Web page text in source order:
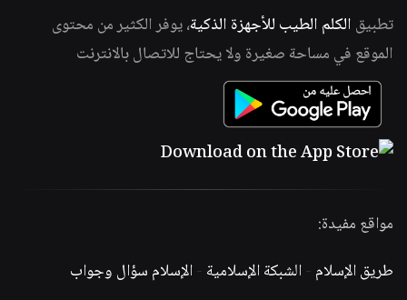
تطبيق الكلم الطيب للأجهزة الذكية، يوفر الكثير من محتوى
الموقع في مساحة صغيرة ولا يحتاج للاتصال بالانترنت
مواقع مفيدة:
طريق الإسلام -الشبكة الإسلامية -الإسلام سؤال وجواب